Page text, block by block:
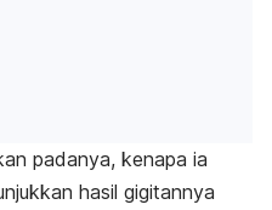
padanya, kenapa ia
hasil gigitannya